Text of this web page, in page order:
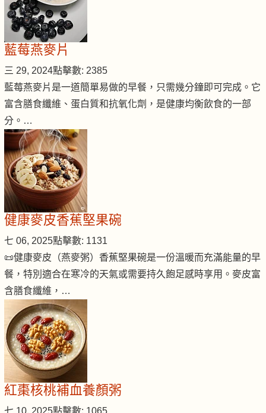
藍莓燕麥片
三 29, 2024點擊數: 2385
藍莓燕麥片是一道簡單易做的早餐，只需幾分鐘即可完成。它
富含膳食纖維、蛋白質和抗氧化劑，是健康均衡飲食的一部
分。…
健康麥皮香蕉堅果碗
七 06, 2025點擊數: 1131
📜健康麥皮（燕麥粥）香蕉堅果碗是一份溫暖而充滿能量的早
餐，特別適合在寒冷的天氣或需要持久飽足感時享用。麥皮富
含膳食纖維，…
紅棗核桃補血養顏粥
七 10, 2025點擊數: 1065